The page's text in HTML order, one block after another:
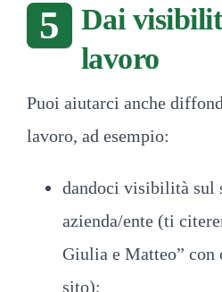
5
Dai
lavoro
Puoi aiutarci anche
lavoro, ad esempio:
dandoci visibilità sul
azienda/ente (ti
Giulia e Matteo” con
sito);